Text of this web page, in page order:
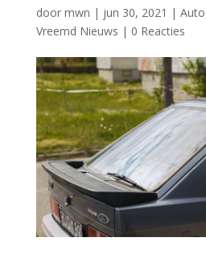
door mwn | jun 30, 2021 | Auto
Vreemd Nieuws | 0 Reacties